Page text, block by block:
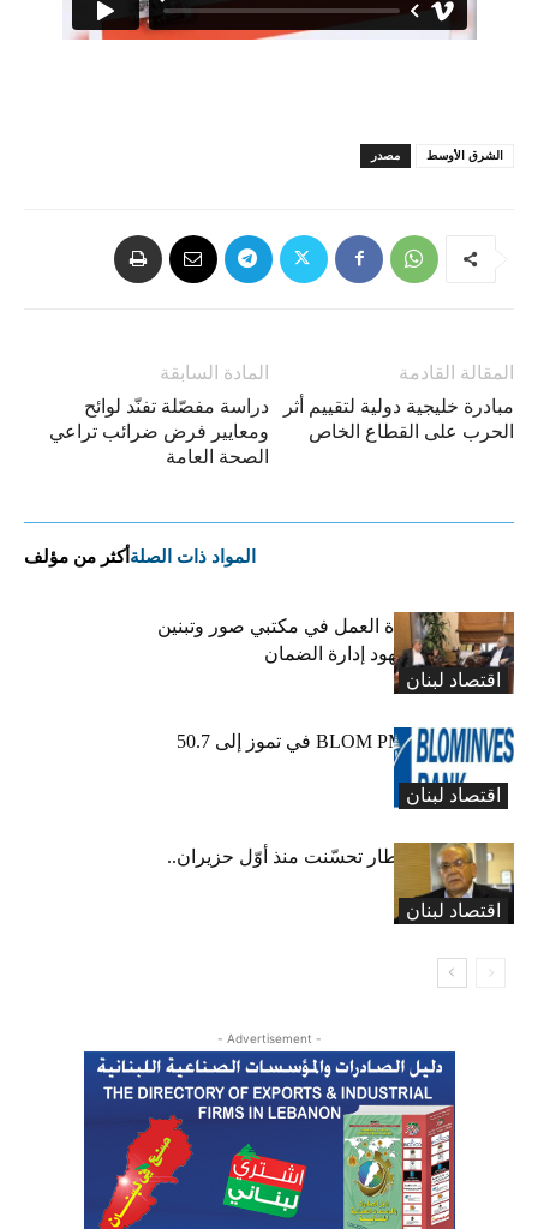
مصدر الشرق الأوسط
المادة السابقة
دراسة مفصّلة تفنّد لوائح
ومعايير فرض ضرائب تراعي
الصحة العامة
المقالة القادمة
مبادرة خليجية دولية لتقييم أثر
الحرب على القطاع الخاص
المواد ذات الصلةأكثر من مؤلف
اقتصاد لبنان
كركي يعلن عودة العمل في مكتبي صور وتبنين
وطليس ينوّه بجهود إدارة الضمان
اقتصاد لبنان
ارتفاع مؤشر BLOM PMI في تموز إلى 50.7
نقطة
اقتصاد لبنان
عبود: حركة المطار تحسّنت منذ أوّل حزيران..
ولكن
- Advertisement -